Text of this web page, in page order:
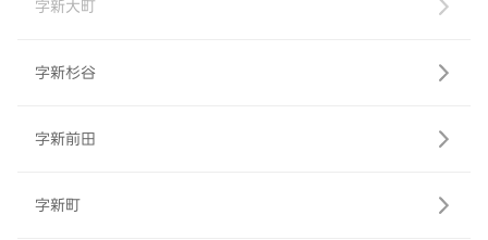
字新大町
字新杉谷
字新前田
字新町